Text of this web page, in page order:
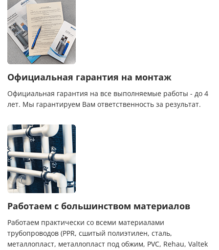
Официальная гарантия на монтаж
Официальная гарантия на все выполняемые работы - до 4
лет. Мы гарантируем Вам ответственность за результат.
Работаем с большинством материалов
Работаем практически со всеми материалами
трубопроводов (PPR, сшитый полиэтилен, сталь,
металлопласт, металлопласт под обжим, PVC, Rehau, Valtek